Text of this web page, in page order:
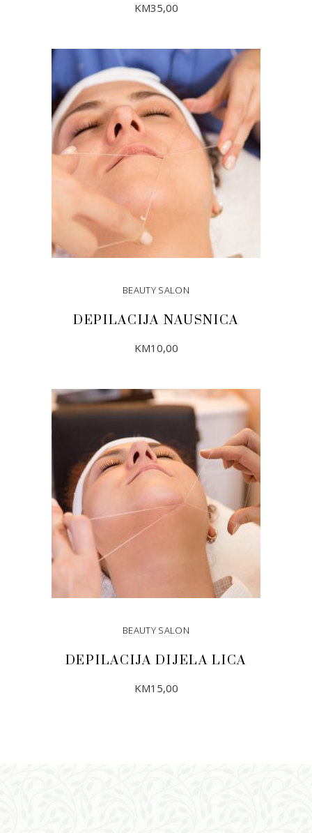
KM35,00
DODAJ U KORPU
BEAUTY SALON
DEPILACIJA NAUSNICA
KM10,00
DODAJ U KORPU
BEAUTY SALON
DEPILACIJA DIJELA LICA
KM15,00